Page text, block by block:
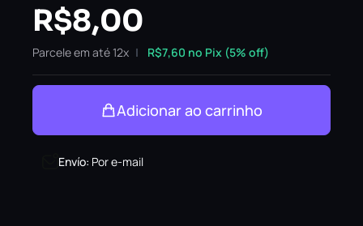
R$8,00
Parcele em até 12x R$7,60 no Pix (5% off)
Adicionar ao carrinho
Envío: Por e-mail